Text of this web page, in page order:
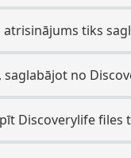
tiks
saglabājot no
Discoverylife files